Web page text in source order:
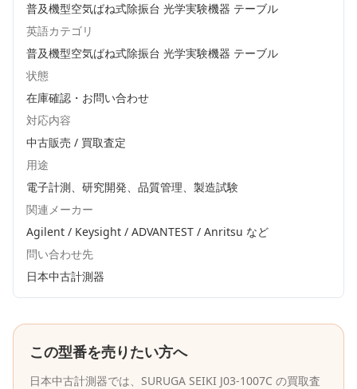
普及機型空気ばね式除振台 光学実験機器 テーブル
英語カテゴリ
普及機型空気ばね式除振台 光学実験機器 テーブル
状態
在庫確認・お問い合わせ
対応内容
中古販売 / 買取査定
用途
電子計測、研究開発、品質管理、製造試験
関連メーカー
Agilent / Keysight / ADVANTEST / Anritsu など
問い合わせ先
日本中古計測器
この型番を売りたい方へ
日本中古計測器では、 SURUGA SEIKI J03-1007C の買取査